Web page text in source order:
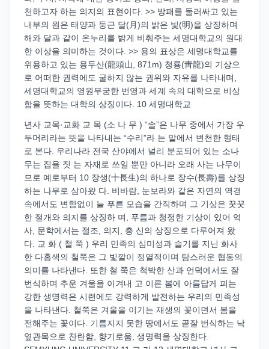
천하고자 하는 의지의 표현이다. >> 방패를 둘러싸고 있는
내부의 원은 태양과 둥근 달(月)의 밝은 빛(明)을 상징하며
해와 달과 같이 온누리를 밝게 비춰주는 세명대학교의 원대
한 이상을 의미하는 것이다. >> 용의 표상은 세명대학교를
위용하고 있는 용두산(龍頭山, 871m) 청룡(靑龍)의 기상으
로 어떠한 권력에도 굴하지 않는 권위와 자유를 나타내며,
세명대학교의 영원무궁한 번영과 세계 속의 대학으로 비상
함을 뜻하는 대학의 상징이다. 10 세명대학교
년사 교목·교화 교 목 (소 나 무 ) “솔”은 나무 중에서 가장 우
두머리라는 뜻을 나타내는 “수리”라 는 말에서 변천한 형태
로 본다. 우리나라 전국 산야에서 널리 분포되어 있는 소나
무는 집을 짓 는 자재로 쓰일 뿐만 아니라 오래 사는 나무이
므로 예로부터 10 장생(十長生)의 하나로 장수(長壽)를 상징
하는 나무로 삼아왔 다. 비바람, 눈보라와 같은 자연의 역경
속에서도 변함없이 늘 푸른 모습을 간직하며 그 기상은 꿋꿋
한 절개와 의지를 상징하 며, 푸름과 청정한 기상이 있어 역
사, 문학에서는 절조, 의지, 충 신의 상징으로 다루어져 왔
다. 교 화 ( 철 쭉 ) 우리 민족의 심미성과 슬기를 지닌 화사
한 다홍색의 철쭉은 그 빛깔이 정열적이며 탐스러운 협동의
의미를 나타낸다. 또한 철 쭉은 척박한 산과 언덕에서도 잘
번식하며 추운 겨울을 이겨내 고 이른 봄에 아름답게 피는
강한 생명력은 시련에도 강력하게 발전하는 우리의 민족성
을 나타낸다. 철쭉은 겨울을 이기는 재생의 꽃이면서 봄을
전해주는 꽃이다. 기름지지 못한 땅에서도 곧잘 번식하는 낙
옆관목으로 찬란함, 향기로움, 생명력을 상징한다.